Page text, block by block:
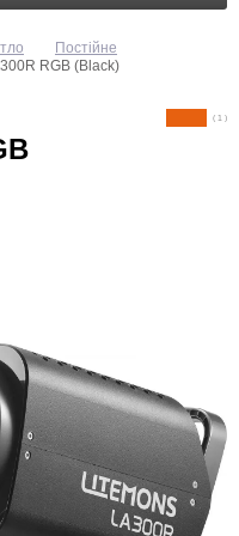
Постійне
RGB (Black)
( 1 )